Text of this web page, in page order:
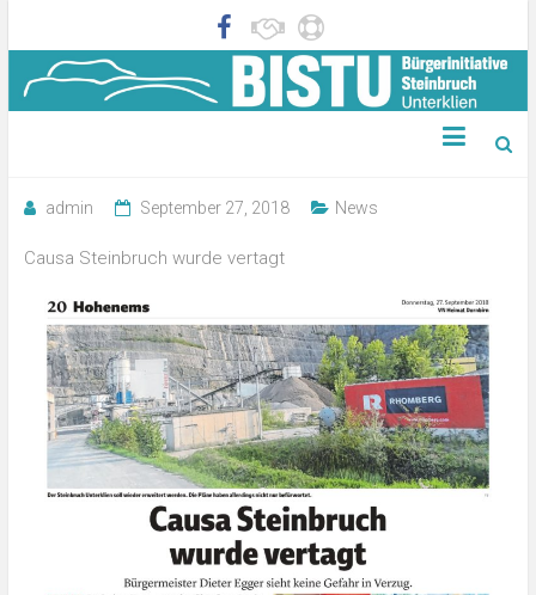
Zeitungsartikel VN 27.09.2018
admin September 27, 2018 News
Causa Steinbruch wurde vertagt